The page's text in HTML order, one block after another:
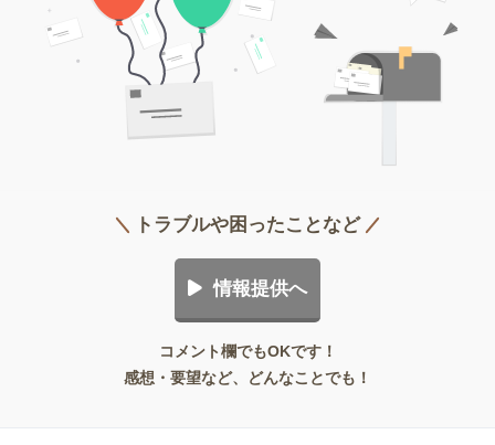
トラブルや困ったことなど
情報提供へ
コメント欄でもOKです！
感想・要望など、どんなことでも！